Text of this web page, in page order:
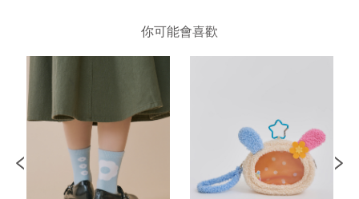
你可能會喜歡